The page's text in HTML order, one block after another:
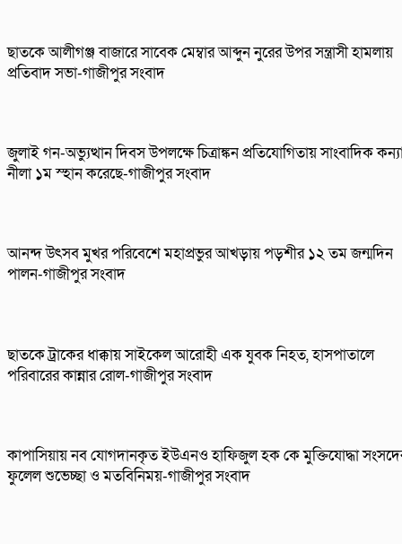
ছাতকে আলীগঞ্জ বাজারে সাবেক মেম্বার আব্দুন নুরের উপর সন্ত্রাসী হামলায়
প্রতিবাদ সভা-গাজীপুর সংবাদ
জুলাই গন-অভ্যুত্থান দিবস উপলক্ষে চিত্রাঙ্কন প্রতিযোগিতায় সাংবাদিক
নীলা ১ম স্হান করেছে-গাজীপুর সংবাদ
আনন্দ উৎসব মুখর পরিবেশে মহাপ্রভুর আখড়ায় পড়শীর ১২ তম জন্মদিন
পালন-গাজীপুর সংবাদ
ছাতকে ট্রাকের ধাক্কায় সাইকেল আরোহী এক যুবক নিহত, হাসপাতালে
পরিবারের কান্নার রোল-গাজীপুর সংবাদ
কাপাসিয়ায় নব যোগদানকৃত ইউএনও হাফিজুল হক কে মুক্তিযোদ্ধা
ফুলেল শুভেচ্ছা ও মতবিনিময়-গাজীপুর সংবাদ